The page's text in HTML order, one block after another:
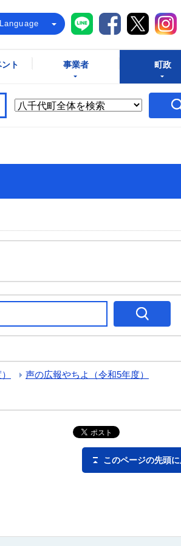
Language 八千代町LINE
八千代町八千
ト 事業者 町政
声の広報やちよ（令和5年度）
このページの先頭